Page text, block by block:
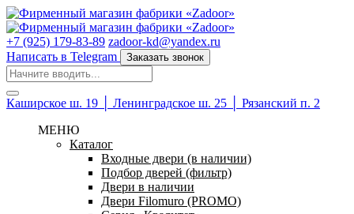
+7 (925) 179-83-89 zadoor-kd@yandex.ru
Написать в Telegram
Заказать звонок
Каширское ш. 19 │ Ленинградское ш. 25 │ Рязанский п. 2
МЕНЮ
Каталог
Входные двери (в наличии)
Подбор дверей (фильтр)
Двери в наличии
Двери Filomuro (PROMO)